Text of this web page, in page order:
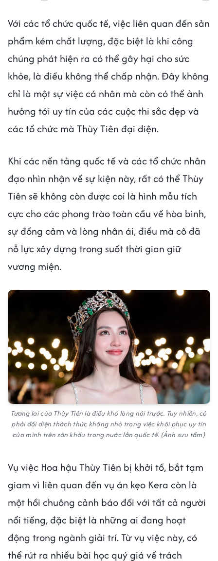
Với các tổ chức quốc tế, việc liên quan đến sản
phẩm kém chất lượng, đặc biệt là khi công
chúng phát hiện ra có thể gây hại cho sức
khỏe, là điều không thể chấp nhận. Đây không
chỉ là một sự việc cá nhân mà còn có thể ảnh
hưởng tới uy tín của các cuộc thi sắc đẹp và
các tổ chức mà Thùy Tiên đại diện.
Khi các nền tảng quốc tế và các tổ chức nhân
đạo nhìn nhận về sự kiện này, rất có thể Thùy
Tiên sẽ không còn được coi là hình mẫu tích
cực cho các phong trào toàn cầu về hòa bình,
sự đồng cảm và lòng nhân ái, điều mà cô đã
nỗ lực xây dựng trong suốt thời gian giữ
vương miện.
Tương lai của Thùy Tiên là điều khó lòng nói trước. Tuy nhiên, cô
phải đối diện thách thức không nhỏ trong việc khôi phục uy tín
của mình trên sân khấu trong nước lẫn quốc tế. (Ảnh sưu tầm)
Vụ việc Hoa hậu Thùy Tiên bị khởi tố, bắt tạm
giam vì liên quan đến vụ án kẹo Kera còn là
một hồi chuông cảnh báo đối với tất cả người
nổi tiếng, đặc biệt là những ai đang hoạt
động trong ngành giải trí. Từ vụ việc này, có
thể rút ra nhiều bài học quý giá về trách